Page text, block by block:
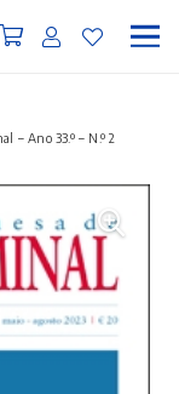
– Ano 33.º – N.º 2